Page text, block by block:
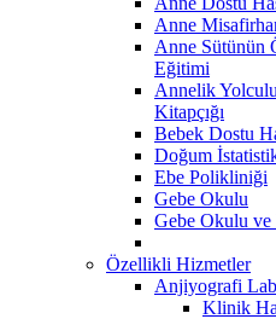
Anne
Anne Sütünün
Eğitimi
Annelik
Kitapçığı
Bebek Dostu
Doğum
Ebe Polikliniği
Gebe Okulu
Gebe Okulu
Özellikli Hizmetler
Anjiyografi
Klinik